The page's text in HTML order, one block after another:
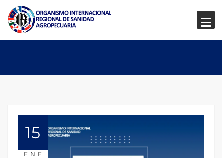
15
ENE